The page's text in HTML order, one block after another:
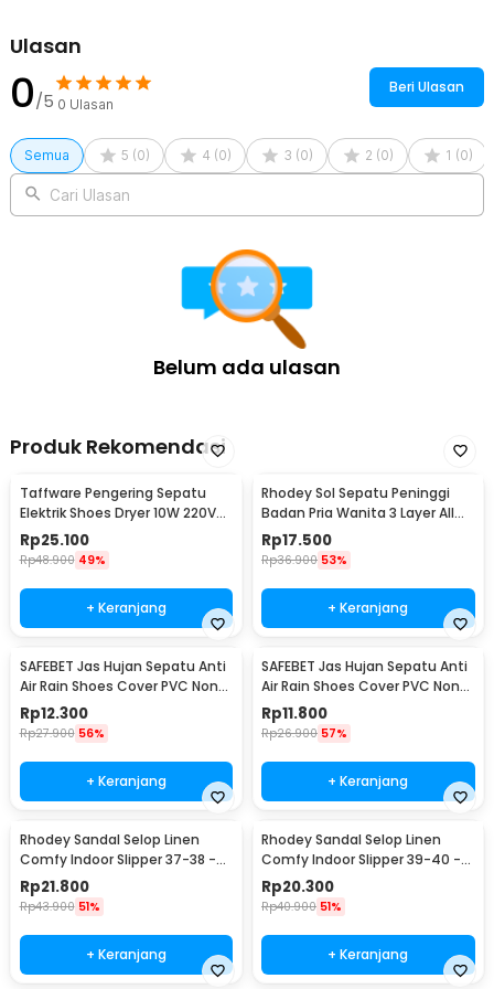
Rincian yang Anda dapatkan untuk pembelian produk ini:
1 x Pasang Rhodey Insole Sepatu Orthopedic Breathable Latex
Memory Foam - GO1
Ulasan
0/5 0 Ulasan
Beri Ulasan
Semua 5 (0) 4 (0) 3 (0) 2 (0) 1 (0)
Cari Ulasan
Belum ada ulasan
Produk Rekomendasi
Taffware Pengering Sepatu
Elektrik Shoes Dryer 10W 220V
EU Plug - TPS2
Rp25.100
Rp48.900 49%
+ Keranjang
Rhodey Sol Sepatu Peninggi
Badan Pria Wanita 3 Layer All
Size - C-728
Rp17.500
Rp36.900 53%
+ Keranjang
SAFEBET Jas Hujan Sepatu Anti
Air Rain Shoes Cover PVC Non
Slip Strap M 37-39 - H-101
Rp12.300
Rp27.900 56%
+ Keranjang
SAFEBET Jas Hujan Sepatu Anti
Air Rain Shoes Cover PVC Non
Slip Strap XL 42-43 - H-101
Rp11.800
Rp26.900 57%
+ Keranjang
Rhodey Sandal Selop Linen
Comfy Indoor Slipper 37-38 -
YT22
Rp21.800
Rp43.900 51%
+ Keranjang
Rhodey Sandal Selop Linen
Comfy Indoor Slipper 39-40 -
YT22
Rp20.300
Rp40.900 51%
+ Keranjang